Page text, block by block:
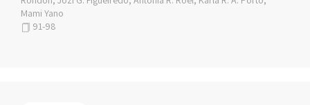
Mami Yano
91-98